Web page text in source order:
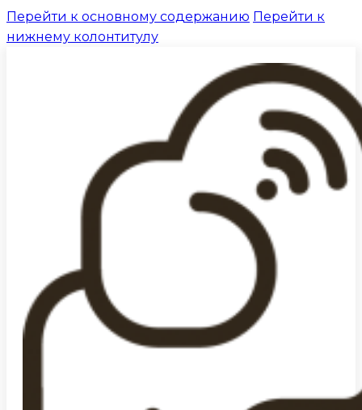
Перейти к основному содержанию Перейти к
нижнему колонтитулу